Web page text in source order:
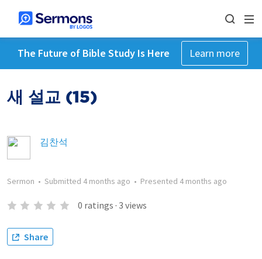
The Future of Bible Study Is Here Learn more
새 설교 (15)
김찬석
Sermon • Submitted 4 months ago • Presented 4 months ago
0 ratings · 3 views
Share